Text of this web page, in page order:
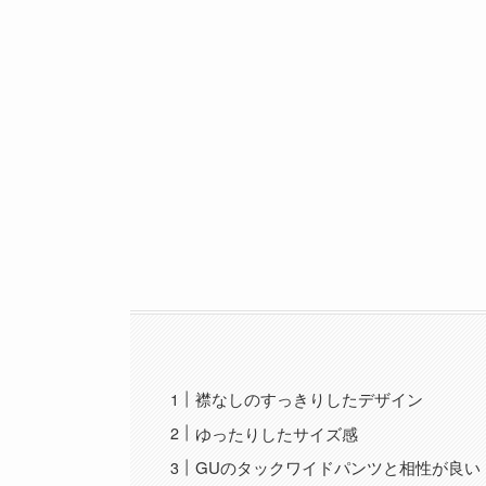
襟なしのすっきりしたデザイン
ゆったりしたサイズ感
GUのタックワイドパンツと相性が良い